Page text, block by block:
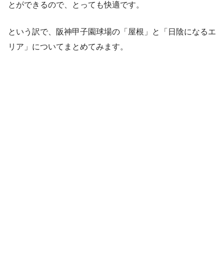
とができるので、とっても快適です。
という訳で、阪神甲子園球場の「屋根」と「日陰になるエ
リア」についてまとめてみます。